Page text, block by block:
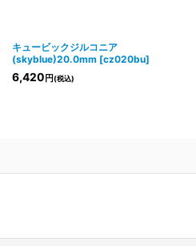
キュービックジルコニア
(skyblue)20.0mm [cz020bu]
6,420 円(税込)